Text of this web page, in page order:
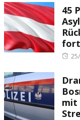
45
fort
mit